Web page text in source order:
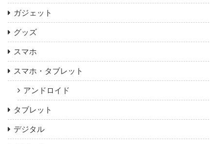
ガジェット
グッズ
スマホ
スマホ・タブレット
アンドロイド
タブレット
デジタル